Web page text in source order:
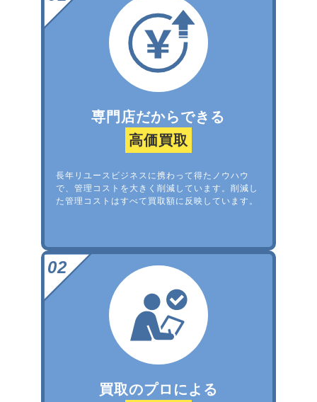
専門店だからできる
高価買取
長年リユースビジネスに携わって得たノウハウ
で、管理コストを大きく削減しています。削減し
た管理コストはすべて買取額に反映しています。
買取のプロによる